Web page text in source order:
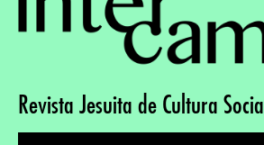
Revista Jesuita de Cultura Social